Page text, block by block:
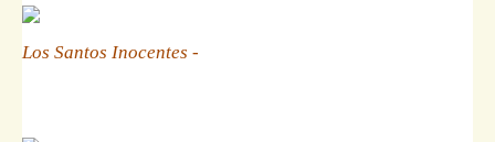
Los Santos Inocentes -